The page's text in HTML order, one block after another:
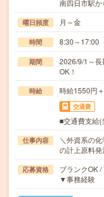
南四日市駅
曜日頻度 月～金
時間 8:30～17:00
期間
2026/9/1～
OK！
時給 時給1550円
交通費
■交通費支給(
仕事内容
＼外資系の
の計上原料
応募資格
ブランクOK
▼事務経験